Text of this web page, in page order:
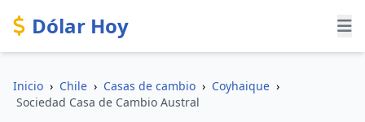
Dólar Hoy
Inicio › Chile › Casas de cambio › Coyhaique ›
Sociedad Casa de Cambio Austral